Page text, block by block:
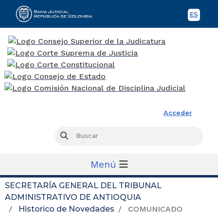
ES
Acceder
Buscar
Menú
SECRETARÍA GENERAL DEL TRIBUNAL
ADMINISTRATIVO DE ANTIOQUIA
Historico de Novedades
COMUNICADO